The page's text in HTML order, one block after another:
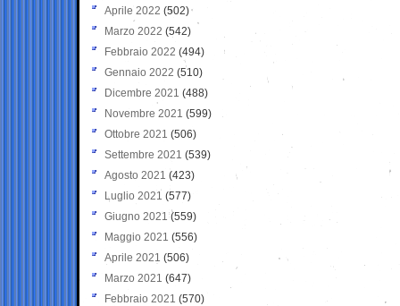
Aprile 2022 (502)
Marzo 2022 (542)
Febbraio 2022 (494)
Gennaio 2022 (510)
Dicembre 2021 (488)
Novembre 2021 (599)
Ottobre 2021 (506)
Settembre 2021 (539)
Agosto 2021 (423)
Luglio 2021 (577)
Giugno 2021(559)
Maggio 2021 (556)
Aprile 2021 (506)
Marzo 2021 (647)
Febbraio 2021 (570)